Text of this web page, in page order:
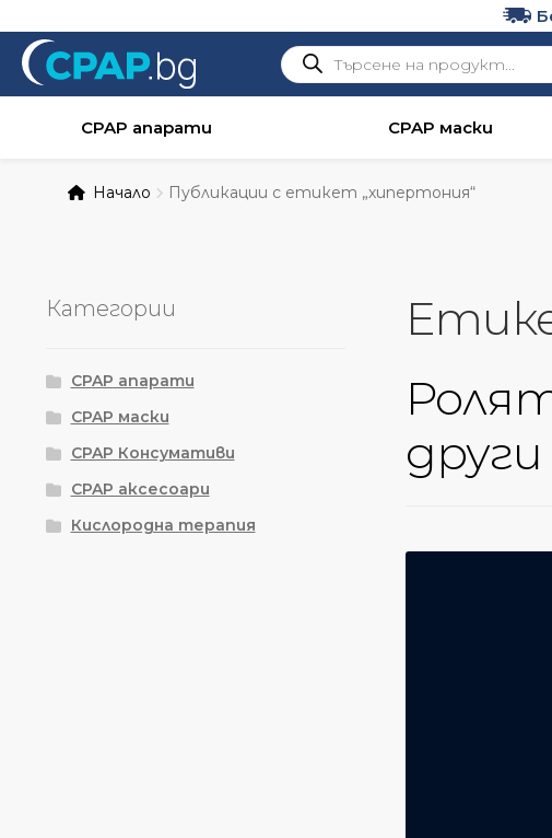
Products
search
CPAP апарати CPAP маски
Начало Публикации с етикет „хипертония“
Категории
CPAP апарати
CPAP маски
CPAP Консумативи
CPAP аксесоари
Кислородна терапия